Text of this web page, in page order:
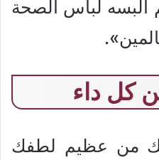
ألبسه لباس الصحة
كل داء
من عظيم لطفك